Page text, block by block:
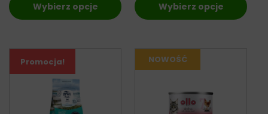
Wybierz opcje Wybierz opcje
Promocja!